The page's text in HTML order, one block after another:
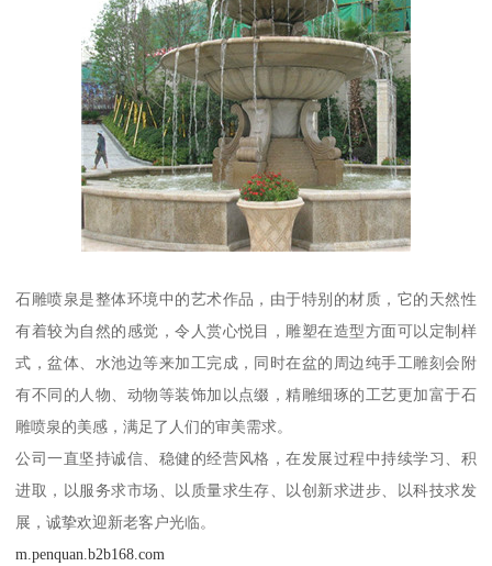
石雕喷泉是整体环境中的艺术作品，由于特别的材质，它的天然性
有着较为自然的感觉，令人赏心悦目，雕塑在造型方面可以定制样
式，盆体、水池边等来加工完成，同时在盆的周边纯手工雕刻会附
有不同的人物、动物等装饰加以点缀，精雕细琢的工艺更加富于石
雕喷泉的美感，满足了人们的审美需求。
公司一直坚持诚信、稳健的经营风格，在发展过程中持续学习、积
进取，以服务求市场、以质量求生存、以创新求进步、以科技求发
展，诚挚欢迎新老客户光临。
m.penquan.b2b168.com